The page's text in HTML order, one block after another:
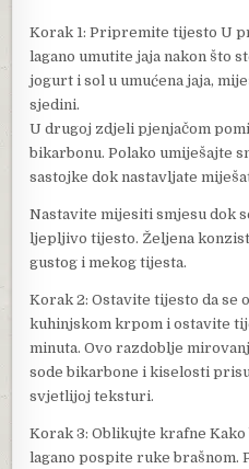
Korak 1: Pripremite tijesto U
lagano umutite jaja nakon što
jogurt i sol u umućena jaja,
sjedini.
U drugoj zdjeli pjenjačom
bikarbonu. Polako umiješajte
sastojke dok nastavljate
Nastavite mijesiti smjesu dok
ljepljivo tijesto. Željena
gustog i mekog tijesta.
Korak 2: Ostavite tijesto da
kuhinjskom krpom i ostavite
minuta. Ovo razdoblje
sode bikarbone i kiselosti
svjetlijoj teksturi.
Korak 3: Oblikujte krafne
lagano pospite ruke brašnom.